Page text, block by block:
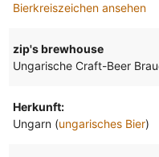
Bierkreiszeichen ansehen
zip's brewhouse
Ungarische Craft-Beer
Herkunft:
Ungarn (ungarisches Bier)